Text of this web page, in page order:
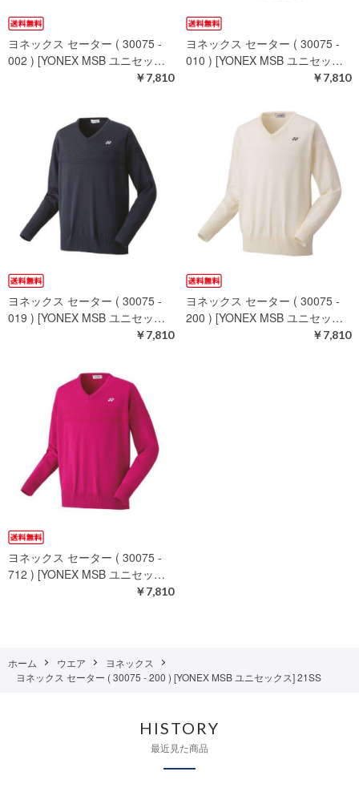
ヨネックス セーター ( 30075 -
002 ) [YONEX MSB ユニセッ…
￥7,810
ヨネックス セーター ( 30075 -
010 ) [YONEX MSB ユニセッ…
￥7,810
ヨネックス セーター ( 30075 -
019 ) [YONEX MSB ユニセッ…
￥7,810
ヨネックス セーター ( 30075 -
200 ) [YONEX MSB ユニセッ…
￥7,810
ヨネックス セーター ( 30075 -
712 ) [YONEX MSB ユニセッ…
￥7,810
ホーム ウエア
ヨネックス
ヨネックス セーター ( 30075 - 200 ) [YONEX MSB ユニセックス] 21SS
HISTORY
最近見た商品